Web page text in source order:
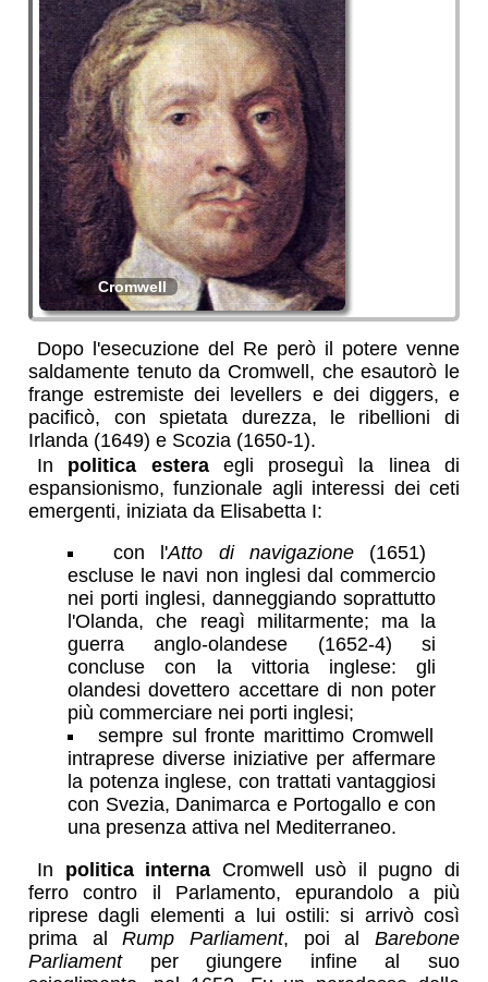
Cromwell
Dopo l'esecuzione del Re però il potere venne
saldamente tenuto da Cromwell, che esautorò le
frange estremiste dei levellers e dei diggers, e
pacificò, con spietata durezza, le ribellioni di
Irlanda (1649) e Scozia (1650-1).
In politica esteraegli proseguì la linea di
espansionismo, funzionale agli interessi dei ceti
emergenti, iniziata da Elisabetta I:
con l'Atto di navigazione(1651)
escluse le navi non inglesi dal commercio
nei porti inglesi, danneggiando soprattutto
l'Olanda, che reagì militarmente; ma la
guerra anglo-olandese (1652-4) si
concluse con la vittoria inglese: gli
olandesi dovettero accettare di non poter
più commerciare nei porti inglesi;
sempre sul fronte marittimo Cromwell
intraprese diverse iniziative per affermare
la potenza inglese, con trattati vantaggiosi
con Svezia, Danimarca e Portogallo e con
una presenza attiva nel Mediterraneo.
In politica interna Cromwell usò il pugno di
ferro contro il Parlamento, epurandolo a più
riprese dagli elementi a lui ostili: si arrivò così
prima alRump Parliament, poi al Barebone
Parliamentper giungere infine al suo